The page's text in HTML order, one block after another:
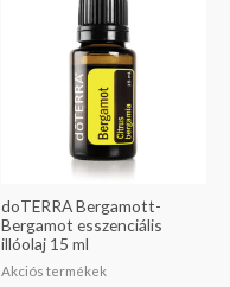
doTERRA Bergamott-
Bergamot esszenciális
illóolaj 15 ml
Akciós termékek
22
990 Ft.
19
990 Ft.